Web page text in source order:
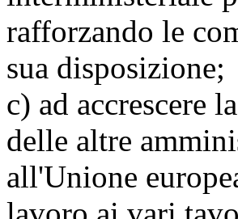
rafforzando le
sua disposizione;
c) ad accrescere
delle altre
all'Unione